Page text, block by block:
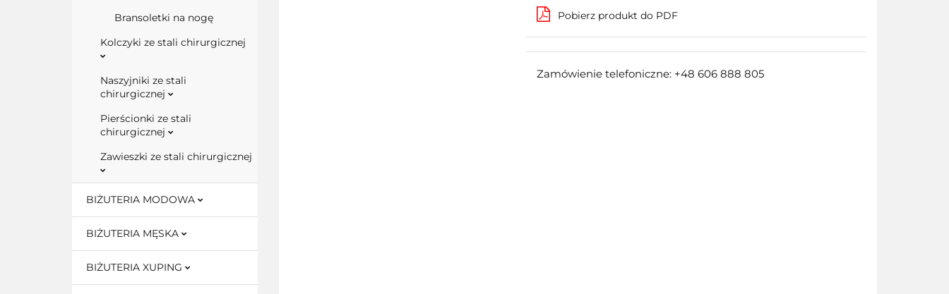
Bransoletki na nogę
Kolczyki ze stali chirurgicznej
Naszyjniki ze stali
chirurgicznej
Pierścionki ze stali
chirurgicznej
Zawieszki ze stali chirurgicznej
BIŻUTERIA MODOWA
BIŻUTERIA MĘSKA
BIŻUTERIA XUPING
Pobierz produkt do PDF
Zamówienie telefoniczne: +48 606 888 805